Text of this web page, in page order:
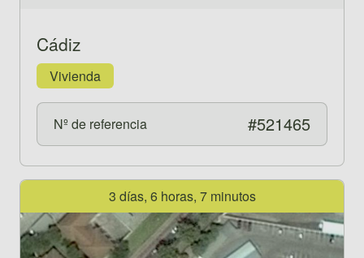
Cádiz
Vivienda
Nº de referencia #521465
Ver propiedad 5214663 días, 6 horas, 7 minutos